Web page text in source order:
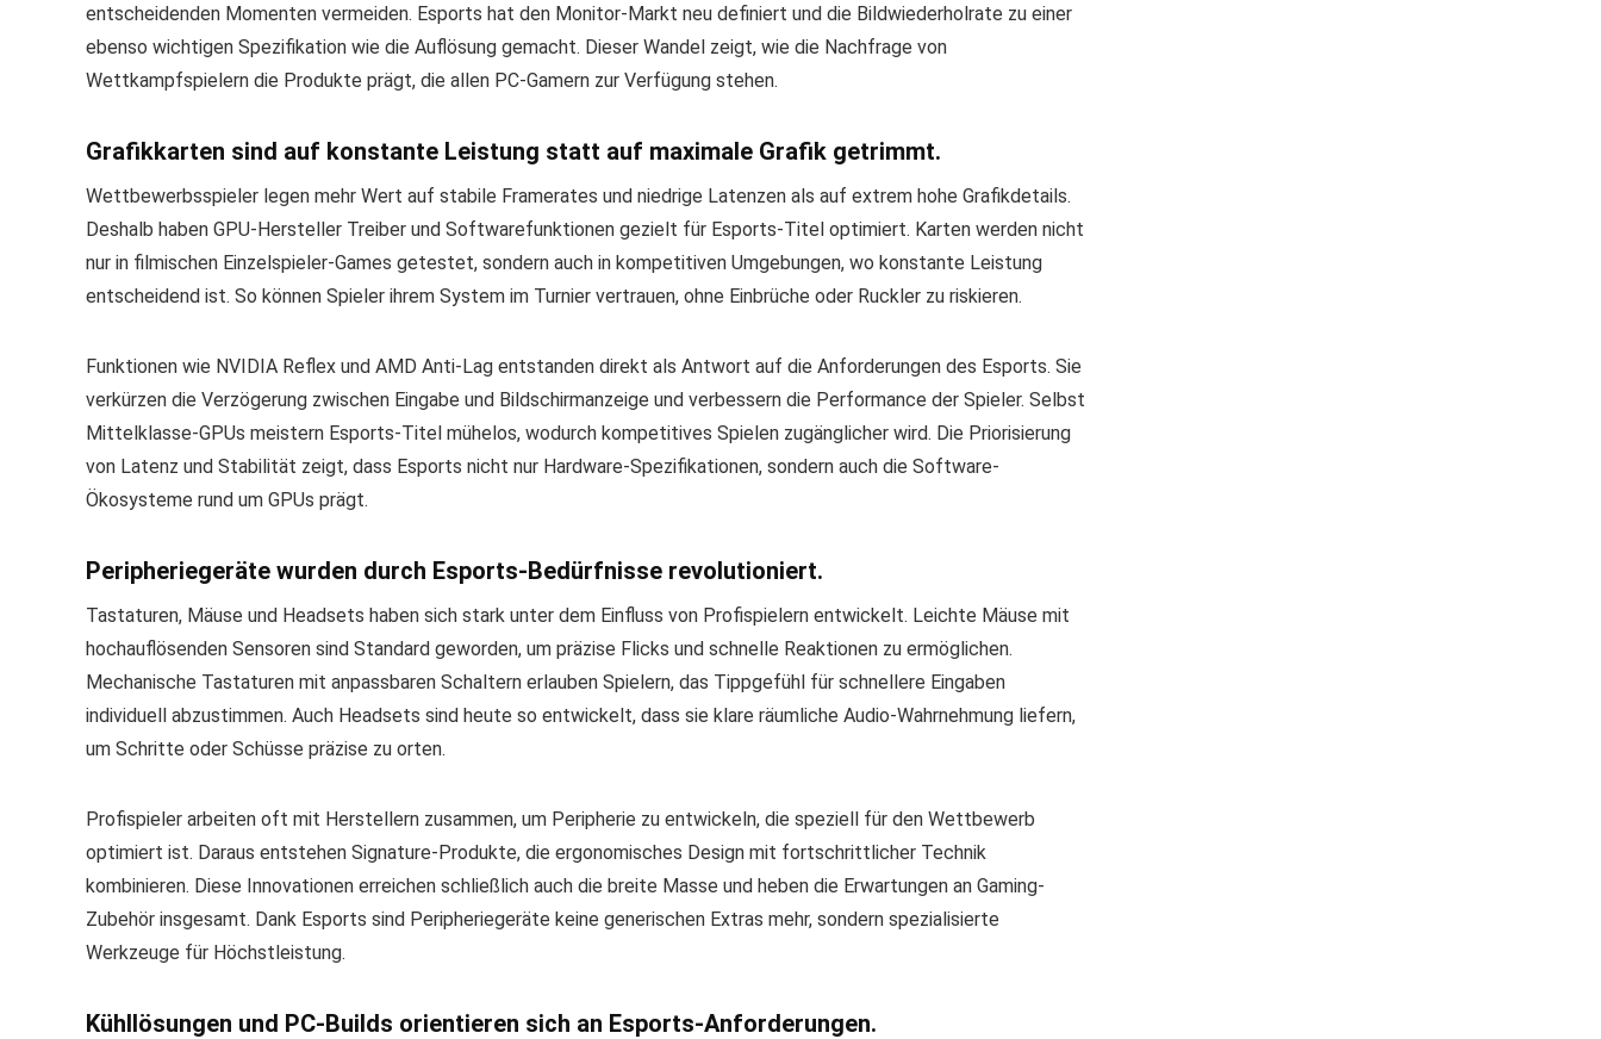
entscheidenden Momenten vermeiden. Esports hat den Monitor-Markt neu definiert und die Bildwiederholrate zu einer
ebenso wichtigen Spezifikation wie die Auflösung gemacht. Dieser Wandel zeigt, wie die Nachfrage von
Wettkampfspielern die Produkte prägt, die allen PC-Gamern zur Verfügung stehen.
Grafikkarten sind auf konstante Leistung statt auf maximale Grafik getrimmt.
Wettbewerbsspieler legen mehr Wert auf stabile Framerates und niedrige Latenzen als auf extrem hohe Grafikdetails.
Deshalb haben GPU-Hersteller Treiber und Softwarefunktionen gezielt für Esports-Titel optimiert. Karten werden nicht
nur in filmischen Einzelspieler-Games getestet, sondern auch in kompetitiven Umgebungen, wo konstante Leistung
entscheidend ist. So können Spieler ihrem System im Turnier vertrauen, ohne Einbrüche oder Ruckler zu riskieren.
Funktionen wie NVIDIA Reflex und AMD Anti-Lag entstanden direkt als Antwort auf die Anforderungen des Esports. Sie
verkürzen die Verzögerung zwischen Eingabe und Bildschirmanzeige und verbessern die Performance der Spieler. Selbst
Mittelklasse-GPUs meistern Esports-Titel mühelos, wodurch kompetitives Spielen zugänglicher wird. Die Priorisierung
von Latenz und Stabilität zeigt, dass Esports nicht nur Hardware-Spezifikationen, sondern auch die Software-
Ökosysteme rund um GPUs prägt.
Peripheriegeräte wurden durch Esports-Bedürfnisse revolutioniert.
Tastaturen, Mäuse und Headsets haben sich stark unter dem Einfluss von Profispielern entwickelt. Leichte Mäuse mit
hochauflösenden Sensoren sind Standard geworden, um präzise Flicks und schnelle Reaktionen zu ermöglichen.
Mechanische Tastaturen mit anpassbaren Schaltern erlauben Spielern, das Tippgefühl für schnellere Eingaben
individuell abzustimmen. Auch Headsets sind heute so entwickelt, dass sie klare räumliche Audio-Wahrnehmung liefern,
um Schritte oder Schüsse präzise zu orten.
Profispieler arbeiten oft mit Herstellern zusammen, um Peripherie zu entwickeln, die speziell für den Wettbewerb
optimiert ist. Daraus entstehen Signature-Produkte, die ergonomisches Design mit fortschrittlicher Technik
kombinieren. Diese Innovationen erreichen schließlich auch die breite Masse und heben die Erwartungen an Gaming-
Zubehör insgesamt. Dank Esports sind Peripheriegeräte keine generischen Extras mehr, sondern spezialisierte
Werkzeuge für Höchstleistung.
Kühllösungen und PC-Builds orientieren sich an Esports-Anforderungen.